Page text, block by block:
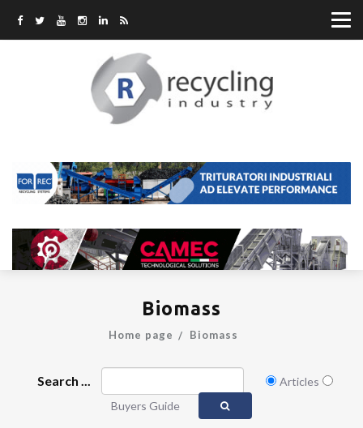
Biomass
Home page Biomass
Search ...
Articles
Buyers Guide